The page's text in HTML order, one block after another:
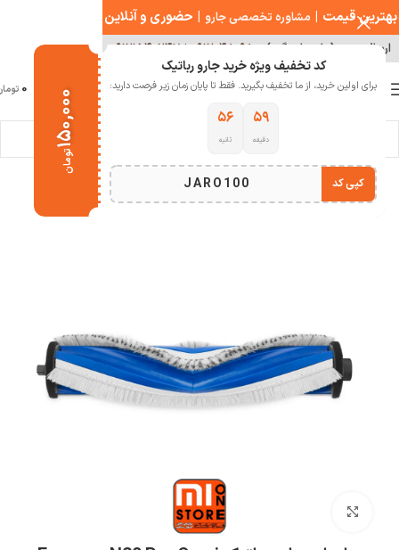
کد تخفیف ویژه خرید جارو رباتیک
برای اولین خرید، از ما تخفیف بگیرید. فقط تا پایان زمان زیر فرصت دارید:
۵۹
دقیقه
۵۵
ثانیه
JARO100 کپی کد
۱۵۰,۰۰۰
تومان
منو 0
خانه
اتمام موجودی
بهترین قیمت | مشاوره تخصصی جارو | حضوری و آنلاین
ارسال سریع ( با هماهنگی ) ۰۹۱۲۰۴۸۰۹۸۰ | ۰۹۱۲۱۵۴۰۲۴۷